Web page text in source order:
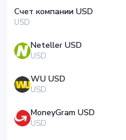
Счет компании USD
USD
Neteller USD
USD
WU USD
USD
MoneyGram USD
USD